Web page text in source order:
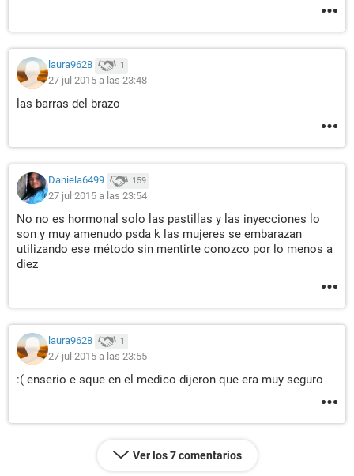
laura9628 1
27 jul 2015 a las 23:48
las barras del brazo
Daniela6499 159
27 jul 2015 a las 23:54
No no es hormonal solo las pastillas y las inyecciones lo
son y muy amenudo psda k las mujeres se embarazan
utilizando ese método sin mentirte conozco por lo menos a
diez
laura9628 1
27 jul 2015 a las 23:55
:( enserio e sque en el medico dijeron que era muy seguro
Ver los 7 comentarios